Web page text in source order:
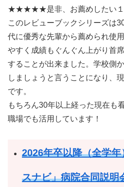
★★★★★是非、お薦めしたい１
このレビューブックシリーズは
代に優秀な先輩から薦められ使
やすく成績もぐんぐん上がり首
することが出来ました。学校側
しましょうと言うことになり、
です。
もちろん30年以上経った現在も
職場でも活用しています！
2026年卒以降（全学
スナビ」病院合同説明